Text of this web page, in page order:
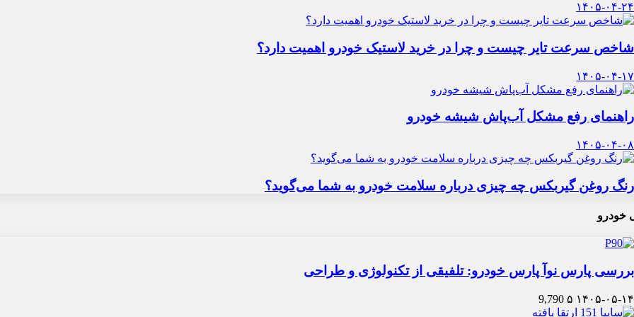
۱۴۰۵-۰۴-۲۴
شاخص سرعت تایر چیست و چرا در خرید لاستیک خودرو اهمیت دارد؟
۱۴۰۵-۰۴-۱۷
راهنمای رفع مشکل آب‌پاش شیشه خودرو
۱۴۰۵-۰۴-۰۸
رنگ روغن گیربکس چه چیزی درباره سلامت خودرو به شما می‌گوید؟
خودرو
بررسی پارس نوآ پارس خودرو: تلفیقی از تکنولوژی و طراحی
۱۴۰۵-۰۵-۱۴ ۵ 9,790